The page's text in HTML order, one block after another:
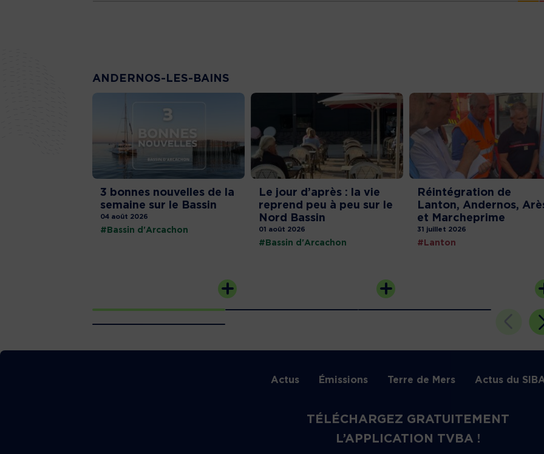
ANDERNOS-LES-BAINS
3 bonnes nouvelles de la
semaine sur le Bassin
04 août 2026
#Bassin d'Arcachon
Le jour d’après : la vie
reprend peu à peu sur le
Nord Bassin
01 août 2026
#Bassin d'Arcachon
Réintégration de
Lanton, Andernos,
et Marcheprime
31 juillet 2026
#Lanton
Actus Émissions Terre de Mers Actus du
TÉLÉCHARGEZ GRATUITEMENT
L’APPLICATION TVBA !